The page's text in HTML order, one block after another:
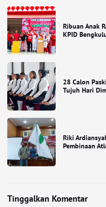
Ribuan Anak
KPID
28 Calon
Tujuh Hari
Riki
Pembinaan
Tinggalkan Komentar